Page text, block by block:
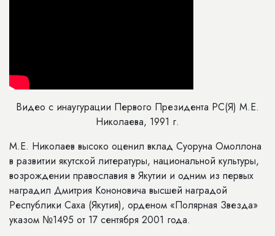
Видео с инаугурации Первого Президента РС(Я) М.Е.
Николаева, 1991 г.
М.Е. Николаев высоко оценил вклад Суоруна Омоллона
в развитии якутской литературы, национальной культуры,
возрождении православия в Якутии и одним из первых
наградил Дмитрия Кононовича высшей наградой
Республики Саха (Якутия), орденом «Полярная Звезда»
указом №1495 от 17 сентября 2001 года.